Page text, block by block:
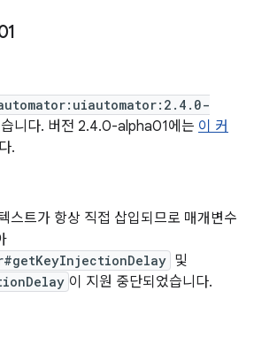
니다. 버전 2.4.0-alpha01에는 이 커
.
스트가 항상 직접 삽입되므로 매개변수
및
이 지원 중단되었습니다.